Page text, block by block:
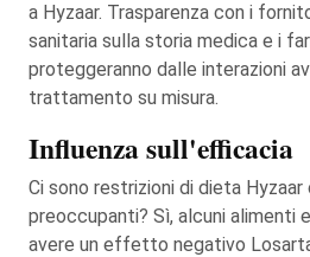
a Hyzaar. Trasparenza con i
sanitaria sulla storia medica e i
proteggeranno dalle interazioni
trattamento su misura.
Influenza sull'efficacia
Ci sono restrizioni di dieta
preoccupanti? Sì, alcuni alimenti
avere un effetto negativo